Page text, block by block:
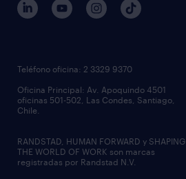
Teléfono oficina: 2 3329 9370
Oficina Principal: Av. Apoquindo 4501
oficinas 501-502, Las Condes, Santiago,
Chile.
RANDSTAD, HUMAN FORWARD y SHAPING
THE WORLD OF WORK son marcas
registradas por Randstad N.V.